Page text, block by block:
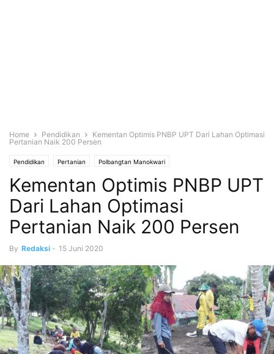
Home Pendidikan
Kementan Optimis PNBP UPT Dari Lahan Optimasi
Pertanian Naik 200 Persen
Pendidikan Pertanian Polbangtan Manokwari
Kementan Optimis PNBP UPT
Dari Lahan Optimasi
Pertanian Naik 200 Persen
By Redaksi - 15 Juni 2020